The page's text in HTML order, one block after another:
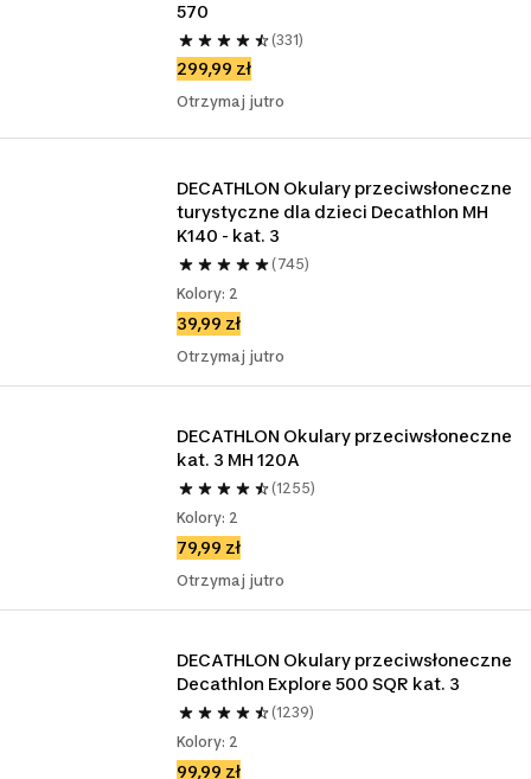
570
(331)
299,99 zł
Otrzymaj jutro
DECATHLON Okulary przeciwsłoneczne
turystyczne dla dzieci Decathlon MH
K140 - kat. 3
(745)
Kolory: 2
39,99 zł
Otrzymaj jutro
DECATHLON Okulary przeciwsłoneczne
kat. 3 MH 120A
(1255)
Kolory: 2
79,99 zł
Otrzymaj jutro
DECATHLON Okulary przeciwsłoneczne
Decathlon Explore 500 SQR kat. 3
(1239)
Kolory: 2
99,99 zł